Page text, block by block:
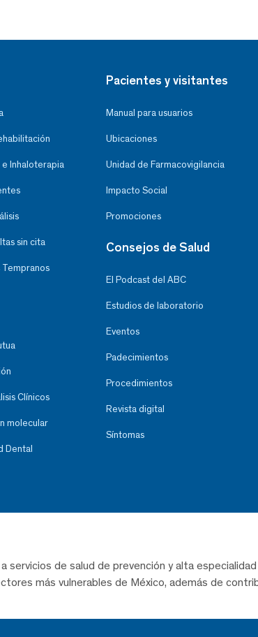
Inhaloterapia
sin cita
Clínicos
molecular
Dental
Pacientes y visitantes
Manual para usuarios
Ubicaciones
Unidad de Farmacovigilancia
Impacto Social
Promociones
Consejos de Salud
El Podcast del ABC
Estudios de laboratorio
Eventos
Padecimientos
Procedimientos
Revista digital
Síntomas
servicios de salud de prevención y alta
más vulnerables de México, además de